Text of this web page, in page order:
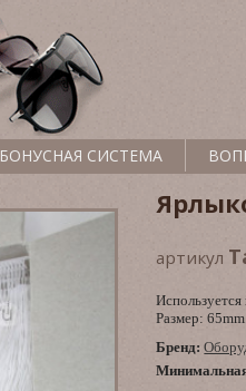
артикул
Размер:
Бренд:
БОНУСНАЯ СИСТЕМА